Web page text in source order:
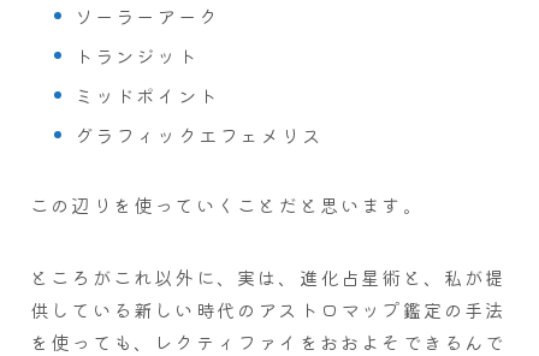
ソーラーアーク
トランジット
ミッドポイント
グラフィックエフェメリス
この辺りを使っていくことだと思います。
ところがこれ以外に、実は、進化占星術と、私が提
供している新しい時代のアストロマップ鑑定の手法
を使っても、レクティファイをおおよそできるんで